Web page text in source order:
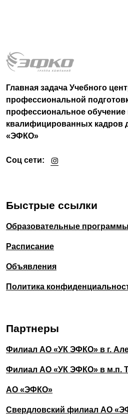
Главная задача Учебного
профессиональной
профессиональное обучение
квалифицированных кадров
«ЭФКО»
Соц сети:
Быстрые ссылки
Образовательные программы
Расписание
Объявления
Политика
Партнеры
Филиал АО «УК ЭФКО» в г.
Филиал АО «УК ЭФКО» в м.п.
АО «ЭФКО»
Свердловский филиал АО